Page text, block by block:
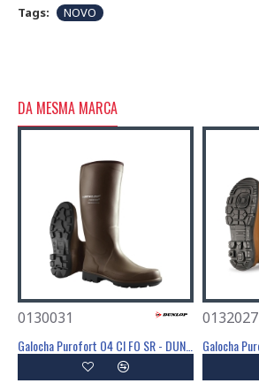
Tags: NOVO
DA MESMA MARCA
0130031 0132027